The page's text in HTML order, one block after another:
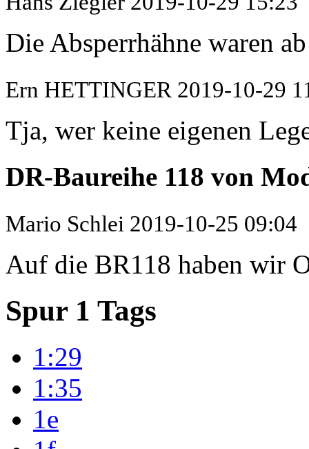
Die Absperrhähne waren
Ern HETTINGER 2019-10-29
Tja, wer keine eigenen
DR-Baureihe 118 von
Mario Schlei 2019-10-25 09:04
Auf die BR118 haben wir
Spur 1 Tags
1:29
1:35
1e